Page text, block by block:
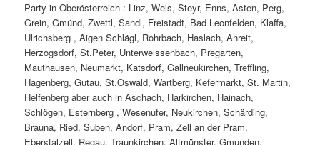
Party in Oberösterreich : Linz, Wels, Steyr, Enns, Asten, Perg,
Grein, Gmünd, Zwettl, Sandl, Freistadt, Bad Leonfelden, Klaffa,
Ulrichsberg , Aigen Schlägl, Rohrbach, Haslach, Anreit,
Herzogsdorf, St.Peter, Unterweissenbach, Pregarten,
Mauthausen, Neumarkt, Katsdorf, Gallneukirchen, Treffling,
Hagenberg, Gutau, St.Oswald, Wartberg, Kefermarkt, St. Martin,
Helfenberg aber auch in Aschach, Harkirchen, Hainach,
Schlögen, Esternberg , Wesenufer, Neukirchen, Schärding,
Brauna, Ried, Suben, Andorf, Pram, Zell an der Pram,
Eberstalzell, Regau, Traunkirchen, Altmünster, Gmunden,